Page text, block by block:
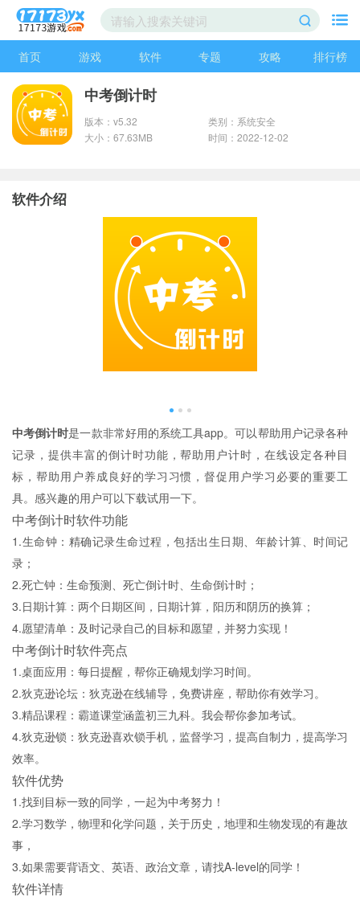
首页 游戏 软件 专题 攻略 排行榜
中考倒计时
版本：v5.32
类别：系统安全
大小：67.63MB
时间：2022-12-02
软件介绍
中考倒计时是一款非常好用的系统工具app。可以帮助用户记录各种
记录，提供丰富的倒计时功能，帮助用户计时，在线设定各种目
标，帮助用户养成良好的学习习惯，督促用户学习必要的重要工
具。感兴趣的用户可以下载试用一下。
中考倒计时软件功能
1.生命钟：精确记录生命过程，包括出生日期、年龄计算、时间记
录；
2.死亡钟：生命预测、死亡倒计时、生命倒计时；
3.日期计算：两个日期区间，日期计算，阳历和阴历的换算；
4.愿望清单：及时记录自己的目标和愿望，并努力实现！
中考倒计时软件亮点
1.桌面应用：每日提醒，帮你正确规划学习时间。
2.狄克逊论坛：狄克逊在线辅导，免费讲座，帮助你有效学习。
3.精品课程：霸道课堂涵盖初三九科。我会帮你参加考试。
4.狄克逊锁：狄克逊喜欢锁手机，监督学习，提高自制力，提高学习
效率。
软件优势
1.找到目标一致的同学，一起为中考努力！
2.学习数学，物理和化学问题，关于历史，地理和生物发现的有趣故
事，
3.如果需要背语文、英语、政治文章，请找A-level的同学！
软件详情